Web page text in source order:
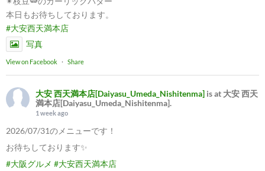
本日もお待ちしております。
#大安西天満本店
写真
View on Facebook · Share
大安 西天満本店[Daiyasu_Umeda_Nishitenma] is at 大安 西天
満本店[Daiyasu_Umeda_Nishitenma].
1 week ago
2026/07/31のメニューです！
お待ちしております✨
#大阪グルメ #大安西天満本店